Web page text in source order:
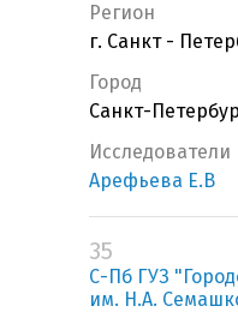
Регион
г. Санкт -
Город
Санкт-
Исследователи
Арефьева Е.В
35
С-Пб ГУЗ
им. Н.А.